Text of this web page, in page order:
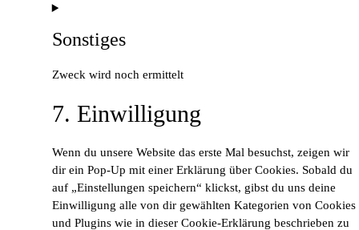
Consent
service
Sonstiges
Zweck wird noch ermittelt
Consent
to
sonstiges
7. Einwilligung
Wenn du unsere Website das erste Mal besuchst, zeigen wir
dir ein Pop-Up mit einer Erklärung über Cookies. Sobald du
auf „Einstellungen speichern“ klickst, gibst du uns deine
Einwilligung alle von dir gewählten Kategorien von Cookies
und Plugins wie in dieser Cookie-Erklärung beschrieben zu